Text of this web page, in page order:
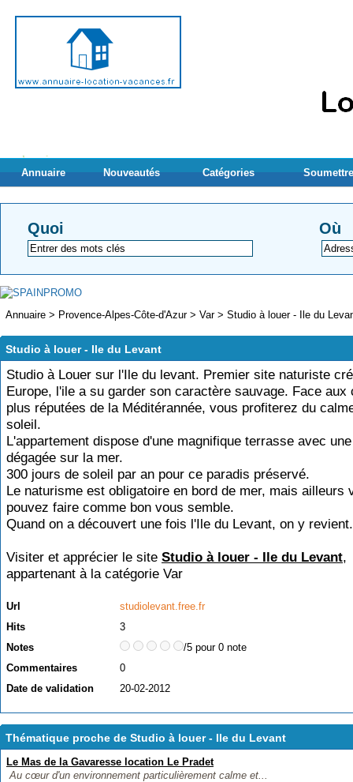
Annuaire Nouveautés Catégories
Quoi Où
Annuaire > Provence-Alpes-Côte-d'Azur> Var> Studio à louer - Ile du
Studio à louer - Ile du Levant
Studio à Louer sur l'Ile du levant. Premier site naturiste
Europe, l'ile a su garder son caractère sauvage. Face aux
plus réputées de la Méditérannée, vous profiterez du
soleil.
L'appartement dispose d'une magnifique terrasse avec
dégagée sur la mer.
300 jours de soleil par an pour ce paradis préservé.
Le naturisme est obligatoire en bord de mer, mais ailleurs
pouvez faire comme bon vous semble.
Quand on a découvert une fois l'Ile du Levant, on y revient.
Visiter et apprécier le site Studio à louer - Ile du Levant,
appartenant à la catégorie Var
Url
studiolevant.free.fr
Hits
3
Notes
/5 pour 0 note
Commentaires
0
Date de validation
20-02-2012
Thématique proche de Studio à louer - Ile du Levant
Le Mas de la Gavaresse location Le Pradet
Au cœur d'un environnement particulièrement calme et...